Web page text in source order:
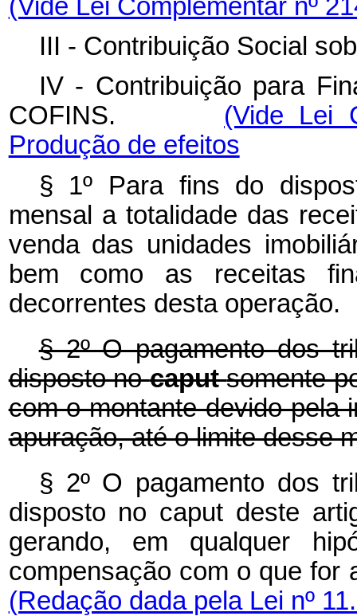
(Vide Lei Complementar nº
III - Contribuição Social
IV - Contribuição para
COFINS. (Vide Lei
Produção de efeitos
§ 1º Para fins do
mensal a totalidade das
venda das unidades
bem como as receitas
decorrentes desta operação.
§ 2º O pagamento dos
disposto nocaputsomente
com o montante devido pela
apuração, até o limite desse
§ 2º O pagamento dos
disposto no caput deste
gerando, em qualquer
compensação com o
(Redação dada pela Lei nº